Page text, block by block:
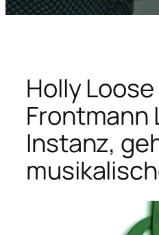
Holly Loose
Frontmann
Instanz,